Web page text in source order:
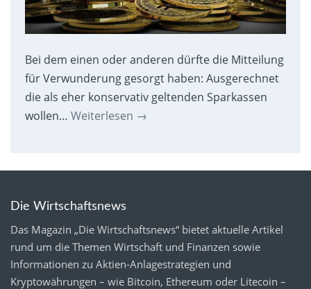
Bei dem einen oder anderen dürfte die Mitteilung
für Verwunderung gesorgt haben: Ausgerechnet
die als eher konservativ geltenden Sparkassen
wollen… Weiterlesen →
Die Wirtschaftsnews
Das Magazin „Die Wirtschaftsnews“ bietet aktuelle Artikel
rund um die Themen Wirtschaft und Finanzen sowie
Informationen zu Aktien-Anlagestrategien und
Kryptowährungen – wie Bitcoin, Ethereum oder Litecoin –